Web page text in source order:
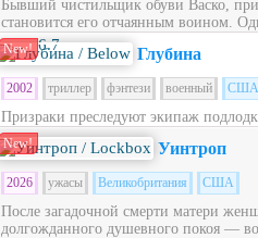
Бывший чистильщик обуви Васко,
становится его отчаянным воином.
New! 6.7 Глубина
2002 триллер фэнтези военный США
Призраки преследуют экипаж
New! Уинтроп
2026 ужасы Великобритания США
После загадочной смерти матери
долгожданного душевного покоя —